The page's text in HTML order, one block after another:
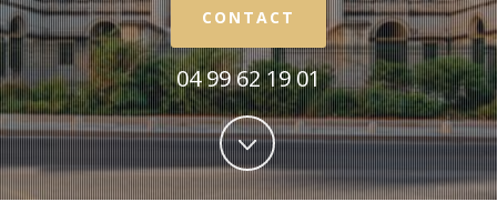
CONTACT
04 99 62 19 01